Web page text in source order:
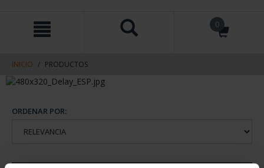
contenido
navegacin
0
INICIO PRODUCTOS
ORDENAR POR: